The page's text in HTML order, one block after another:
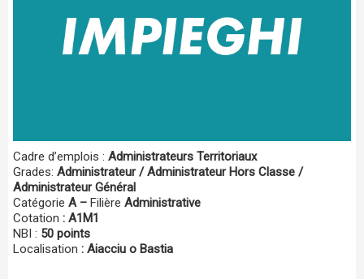
Cadre d’emplois : Administrateurs Territoriaux
Grades: Administrateur / Administrateur Hors Classe /
Administrateur Général
Catégorie A – Filière Administrative
Cotation : A1M1
NBI : 50 points
Localisation : Aiacciu o Bastia